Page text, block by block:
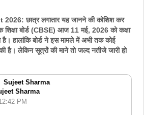
छात्र लगातार यह जानने की कोशिश कर
शिक्षा बोर्ड (CBSE) आज 11 मई, 2026 को कक्षा
हालांकि बोर्ड ने इस मामले में अभी तक कोई
है। लेकिन सूत्रों की माने तो जल्द नतीजे जारी हो
Sujeet Sharma
Sharma
PM